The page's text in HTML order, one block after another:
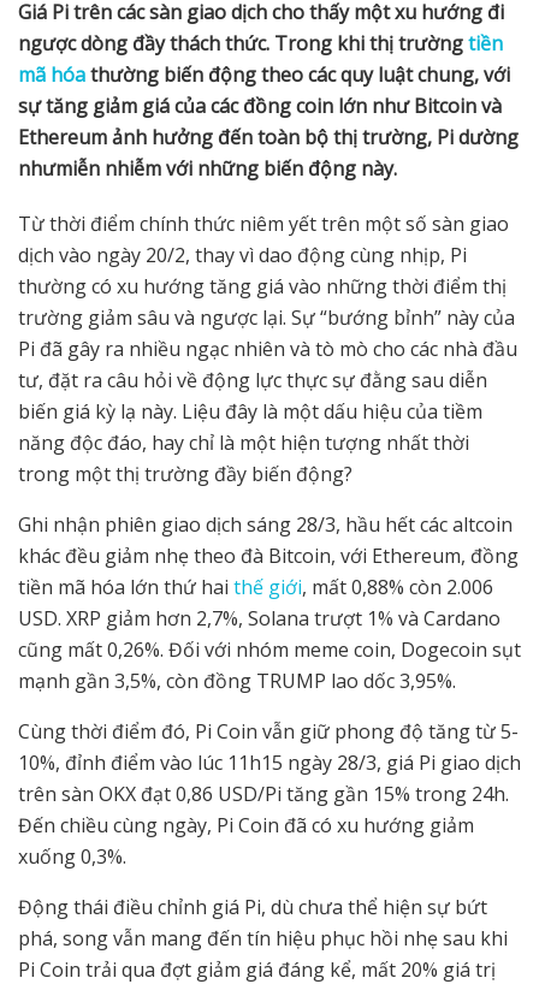
Giá Pi trên các sàn giao dịch cho thấy một xu hướng đi
ngược dòng đầy thách thức. Trong khi thịtrườngtiền
mã hóathường biến động theo các quy luật chung, với
sựtăng giảm giá của các đồng coin lớn nhưBitcoin và
Ethereumảnh hưởng đến toàn bộthịtrường, Pi dường
nhưmiễn nhiễm với những biến động này.
Từ thời điểm chính thức niêm yết trên một số sàn giao
dịch vào ngày 20/2, thay vì dao động cùng nhịp, Pi
thường có xu hướng tăng giá vào những thời điểm thị
trường giảm sâu và ngược lại. Sự “bướng bỉnh” này của
Pi đã gây ra nhiều ngạc nhiên và tò mò cho các nhà đầu
tư, đặt ra câu hỏi về động lực thực sự đằng sau diễn
biến giá kỳ lạ này. Liệu đây là một dấu hiệu của tiềm
năng độc đáo, hay chỉ là một hiện tượng nhất thời
trong một thị trường đầy biến động?
Ghi nhận phiên giao dịch sáng 28/3, hầu hết các altcoin
khác đều giảm nhẹ theo đà Bitcoin, với Ethereum, đồng
tiền mã hóa lớn thứ hai thế giới, mất 0,88% còn 2.006
USD. XRP giảm hơn 2,7%, Solana trượt 1% và Cardano
cũng mất 0,26%. Đối với nhóm meme coin, Dogecoin sụt
mạnh gần 3,5%, còn đồng TRUMP lao dốc 3,95%.
Cùng thời điểm đó, Pi Coin vẫn giữ phong độ tăng từ 5-
10%, đỉnh điểm vào lúc 11h15 ngày 28/3, giá Pi giao dịch
trên sàn OKX đạt 0,86 USD/Pi tăng gần 15% trong 24h.
Đến chiều cùng ngày, Pi Coin đã có xu hướng giảm
xuống 0,3%.
Động thái điều chỉnh giá Pi, dù chưa thể hiện sự bứt
phá, song vẫn mang đến tín hiệu phục hồi nhẹ sau khi
Pi Coin trải qua đợt giảm giá đáng kể, mất 20% giá trị